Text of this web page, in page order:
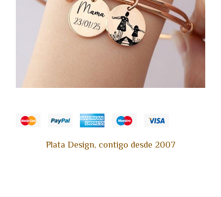
Plata Design, contigo desde 2007